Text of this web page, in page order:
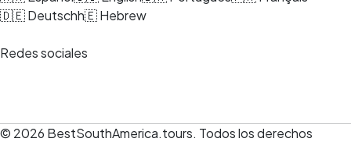
🇩🇪 Deutschh🇪 Hebrew
Redes sociales
© 2026 BestSouthAmerica.tours. Todos los derechos